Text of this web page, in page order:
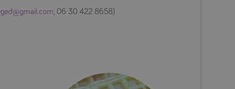
, 06 30 422 8658)